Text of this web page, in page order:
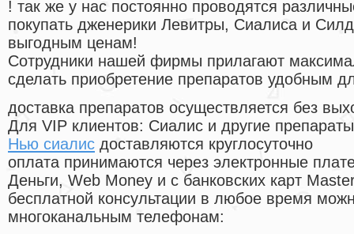
! так же у нас постоянно проводятся
покупать дженерики Левитры, Сиалиса и
выгодным ценам!
Cотрудники нашей фирмы прилагают
сделать приобретение препаратов удобным
доставка препаратов осуществляется без
Для VIP клиентов: Сиалис и другие
Нью сиалис доставляются круглосуточно
оплата принимаются через электронные
Деньги, Web Money и с банковских карт
бесплатной консультации в любое время
многоканальным телефонам: